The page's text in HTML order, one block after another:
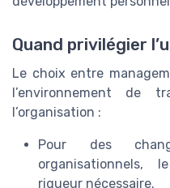
Quand privilégier
Le choix entre
l’environnement
l’organisation :
Pour des
organisationnels,
rigueur nécessaire.